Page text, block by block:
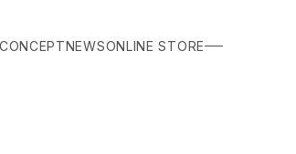
CONCEPTNEWSONLINE STORE